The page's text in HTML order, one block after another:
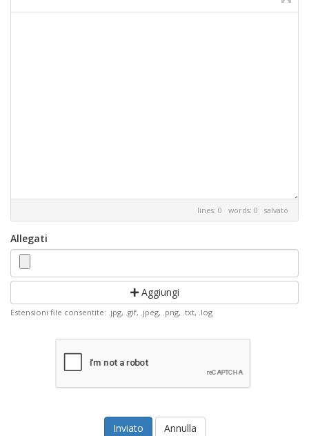
lines: 0 words: 0 salvato
Allegati
Aggiungi
Estensioni file consentite: .jpg, .gif, .jpeg, .png, .txt, .log
Annulla